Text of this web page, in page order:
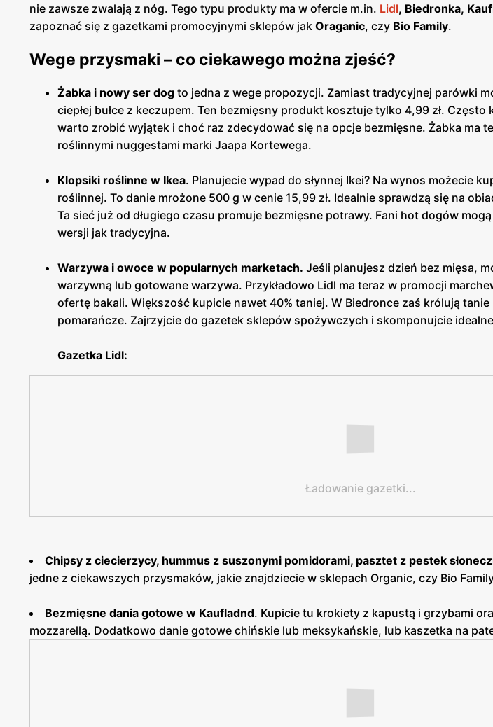
nie zawsze zwalają z nóg. Tego typu produkty ma w ofercie m.in. Lidl, Biedronka,
zapoznać się z gazetkami promocyjnymi sklepów jak Oraganic, czy Bio Family.
Wege przysmaki – co ciekawego można zjeść?
Żabka i nowy ser dog to jedna z wege propozycji. Zamiast tradycyjnej parówki
ciepłej bułce z keczupem. Ten bezmięsny produkt kosztuje tylko 4,99 zł.
warto zrobić wyjątek i choć raz zdecydować się na opcje bezmięsne. Żabka ma
roślinnymi nuggestami marki Jaapa Kortewega.
Klopsiki roślinne w Ikea. Planujecie wypad do słynnej Ikei? Na wynos możecie
roślinnej. To danie mrożone 500 g w cenie 15,99 zł. Idealnie sprawdzą się na
Ta sieć już od długiego czasu promuje bezmięsne potrawy. Fani hot dogów
wersji jak tradycyjna.
Warzywa i owoce w popularnych marketach. Jeśli planujesz dzień bez mięsa,
warzywną lub gotowane warzywa. Przykładowo Lidl ma teraz w promocji
ofertę bakali. Większość kupicie nawet 40% taniej. W Biedronce zaś królują tanie
pomarańcze. Zajrzyjcie do gazetek sklepów spożywczych i skomponujcie
Gazetka Lidl:
Ładowanie gazetki...
Chipsy z ciecierzycy, hummus z suszonymi pomidorami, pasztet z pestek
jedne z ciekawszych przysmaków, jakie znajdziecie w sklepach Organic, czy Bio
Bezmięsne dania gotowe w Kaufladnd. Kupicie tu krokiety z kapustą i grzybami
mozzarellą. Dodatkowo danie gotowe chińskie lub meksykańskie, lub kaszetka na